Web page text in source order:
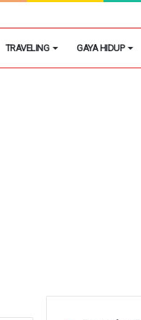
TRAVELING GAYA HIDUP